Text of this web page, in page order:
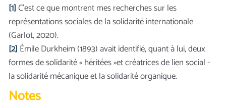
[1]C’est ce que montrent mes recherches sur les
représentations sociales de la solidarité internationale
(Garlot, 2020).
[2] Émile Durkheim (1893) avait identifié, quant à lui, deux
formes de solidarité « héritées »et créatrices de lien social -
la solidarité mécanique et la solidarité organique.
Notes